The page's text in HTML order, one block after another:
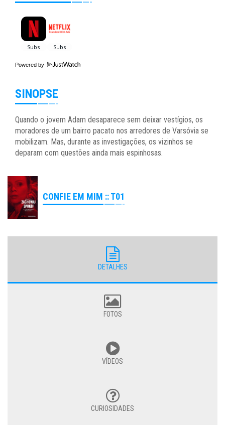
Powered by
SINOPSE
Quando o jovem Adam desaparece sem deixar vestígios, os
moradores de um bairro pacato nos arredores de Varsóvia se
mobilizam. Mas, durante as investigações, os vizinhos se
deparam com questões ainda mais espinhosas.
CONFIE EM MIM :: T01
DETALHES
FOTOS
VÍDEOS
CURIOSIDADES